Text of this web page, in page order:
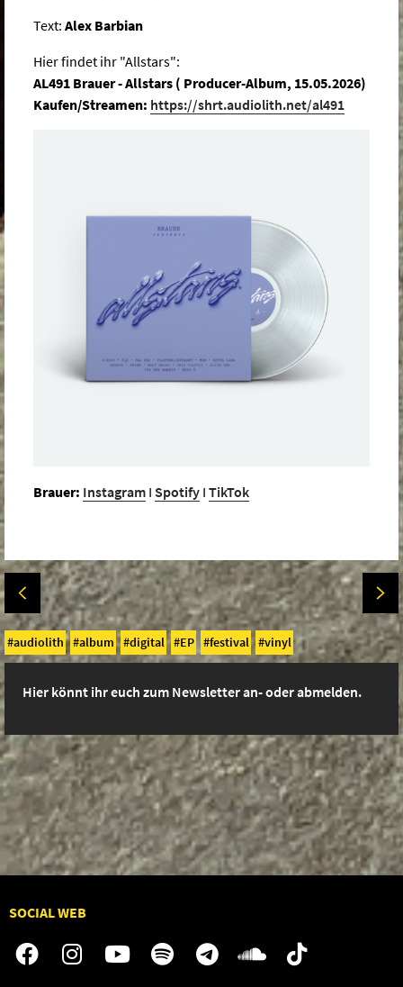
Text: Alex Barbian
Hier findet ihr "Allstars":
AL491 Brauer - Allstars ( Producer-Album, 15.05.2026)
Kaufen/Streamen: https://shrt.audiolith.net/al491
Brauer: Instagram I Spotify I TikTok
audiolith album digital EP festival vinyl
Hier könnt ihr euch zum Newsletter an- oder abmelden.
SOCIAL WEB